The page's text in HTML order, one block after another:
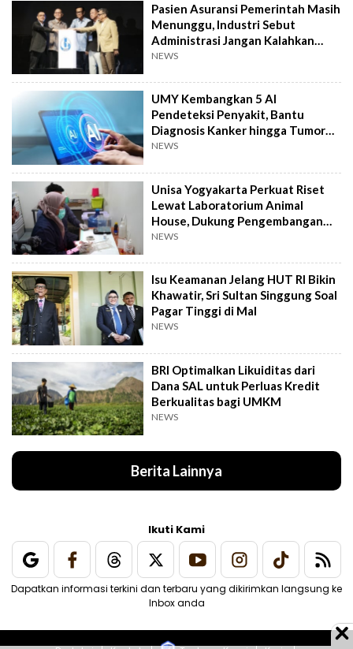
Pasien Asuransi Pemerintah Masih
Menunggu, Industri Sebut
Administrasi Jangan Kalahkan
Kemanusiaan
NEWS
UMY Kembangkan 5 AI
Pendeteksi Penyakit, Bantu
Diagnosis Kanker hingga Tumor
Otak Lebih Cepat
NEWS
Unisa Yogyakarta Perkuat Riset
Lewat Laboratorium Animal
House, Dukung Pengembangan
Kandidat Obat
NEWS
Isu Keamanan Jelang HUT RI Bikin
Khawatir, Sri Sultan Singgung Soal
Pagar Tinggi di Mal
NEWS
BRI Optimalkan Likuiditas dari
Dana SAL untuk Perluas Kredit
Berkualitas bagi UMKM
NEWS
Berita Lainnya
Ikuti Kami
Dapatkan informasi terkini dan terbaru yang dikirimkan langsung ke
Inbox anda